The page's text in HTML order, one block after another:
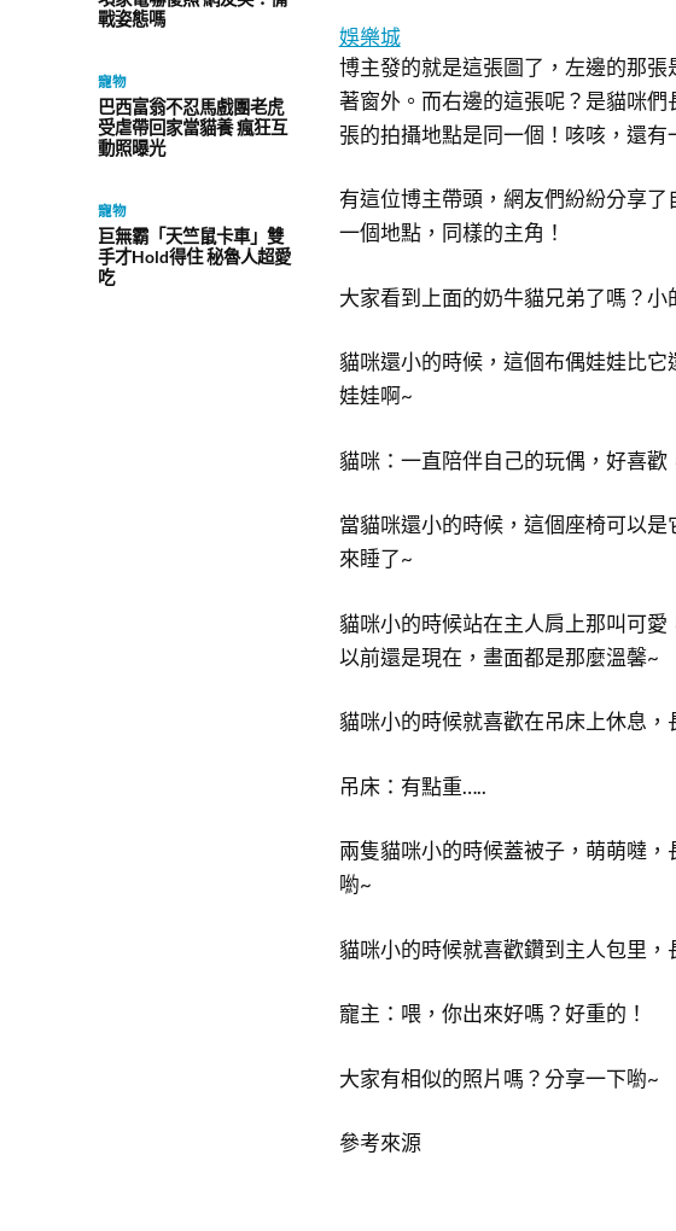
戰姿態嗎
寵物
巴西富翁不忍馬戲團老虎
受虐帶回家當貓養 瘋狂互
動照曝光
寵物
巨無霸「天竺鼠卡車」雙
手才Hold得住 秘魯人超愛
吃
娛樂城
博主發的就是這張圖了，左邊的那
著窗外。而右邊的這張呢？是貓咪
張的拍攝地點是同一個！咳咳，還
有這位博主帶頭，網友們紛紛分享
一個地點，同樣的主角！
大家看到上面的奶牛貓兄弟了嗎？
貓咪還小的時候，這個布偶娃娃比
娃娃啊~
貓咪：一直陪伴自己的玩偶，好喜歡
當貓咪還小的時候，這個座椅可以
來睡了~
貓咪小的時候站在主人肩上那叫可
以前還是現在，畫面都是那麼溫馨~
貓咪小的時候就喜歡在吊床上休息
吊床：有點重…..
兩隻貓咪小的時候蓋被子，萌萌噠
喲~
貓咪小的時候就喜歡鑽到主人包里，
寵主：喂，你出來好嗎？好重的！
大家有相似的照片嗎？分享一下喲~
參考來源